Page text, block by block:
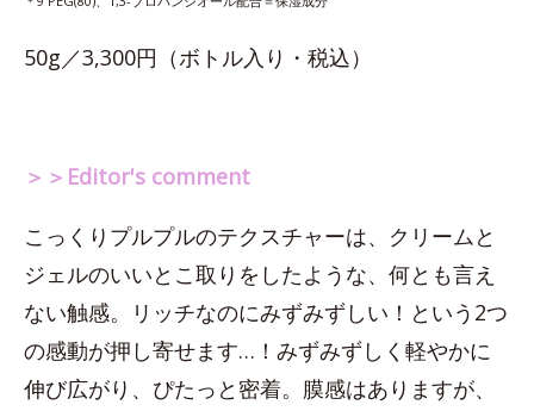
50g／3,300円（ボトル入り・税込）
＞＞Editor's comment
こっくりプルプルのテクスチャーは、クリームと
ジェルのいいとこ取りをしたような、何とも言え
ない触感。リッチなのにみずみずしい！という2つ
の感動が押し寄せます…！みずみずしく軽やかに
伸び広がり、ぴたっと密着。膜感はありますが、